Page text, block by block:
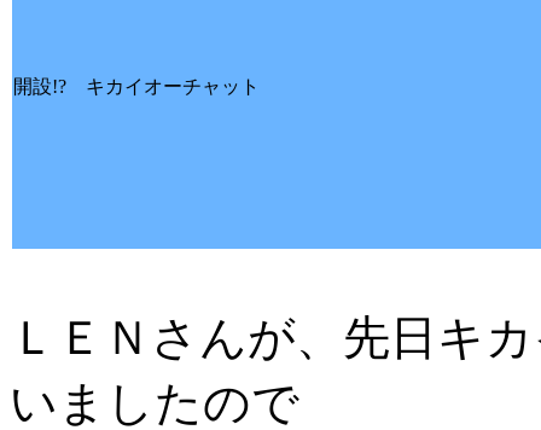
開設!? キカイオーチャット
ＬＥＮさんが、先日キ
いましたので